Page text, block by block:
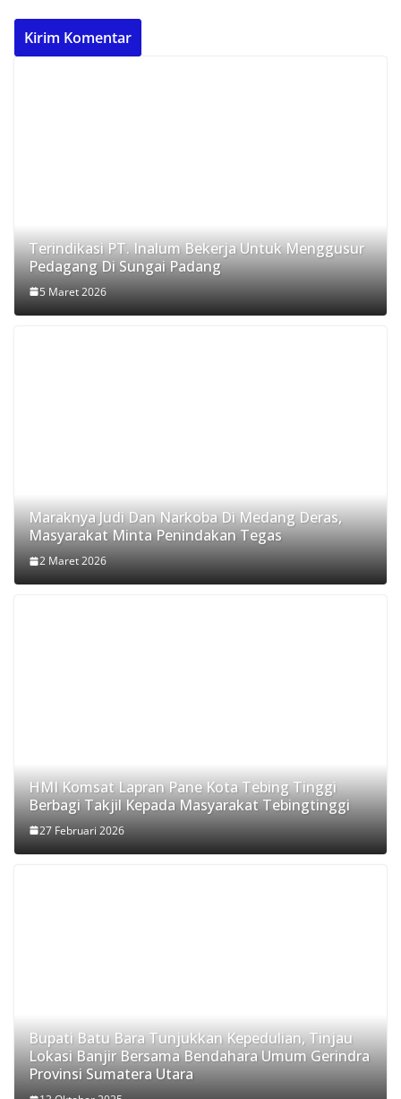
Terindikasi PT. Inalum Bekerja Untuk Menggusur
Pedagang Di Sungai Padang
5 Maret 2026
Maraknya Judi Dan Narkoba Di Medang Deras,
Masyarakat Minta Penindakan Tegas
2 Maret 2026
HMI Komsat Lapran Pane Kota Tebing Tinggi
Berbagi Takjil Kepada Masyarakat Tebingtinggi
27 Februari 2026
Bupati Batu Bara Tunjukkan Kepedulian, Tinjau
Lokasi Banjir Bersama Bendahara Umum Gerindra
Provinsi Sumatera Utara